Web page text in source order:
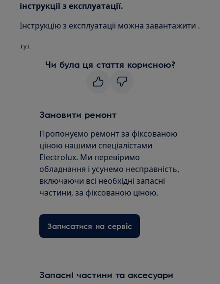
інструкції з експлуатації.
Інструкцію з експлуатації можна завантажити .
тут
Чи була ця стаття корисною?
Замовити ремонт
Пропонуємо ремонт за фіксованою
ціною нашими спеціалістами
Electrolux. Ми перевіримо
обладнання і усунемо несправність,
включаючи всі необхідні запасні
частини, за фіксованою ціною.
Записатися на сервіс
Запасні частини та аксесуари